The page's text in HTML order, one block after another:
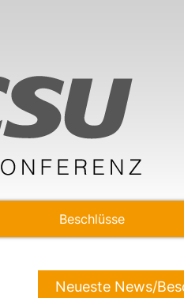
Beschlüsse
Neueste News/